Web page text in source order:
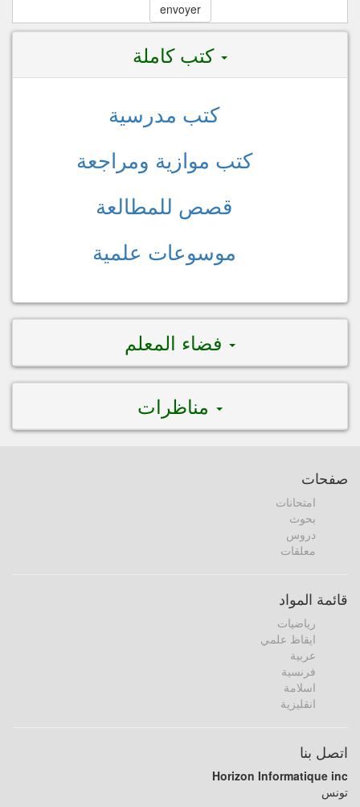
كتب كاملة
كتب مدرسية
كتب موازية ومراجعة
قصص للمطالعة
موسوعات علمية
فضاء المعلم
مناظرات
صفحات
امتحانات
بحوث
دروس
معلقات
قائمة المواد
رياضيات
ايقاظ علمي
عربية
فرنسية
اسلامة
انقليزية
اتصل بنا
Horizon Informatique inc
تونس